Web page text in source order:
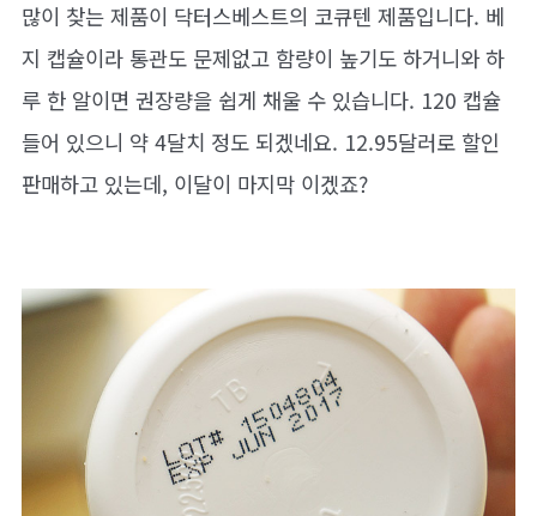
많이 찾는 제품이 닥터스베스트의 코큐텐 제품입니다. 베
지 캡슐이라 통관도 문제없고 함량이 높기도 하거니와 하
루 한 알이면 권장량을 쉽게 채울 수 있습니다. 120 캡슐
들어 있으니 약 4달치 정도 되겠네요. 12.95달러로 할인
판매하고 있는데, 이달이 마지막 이겠죠?